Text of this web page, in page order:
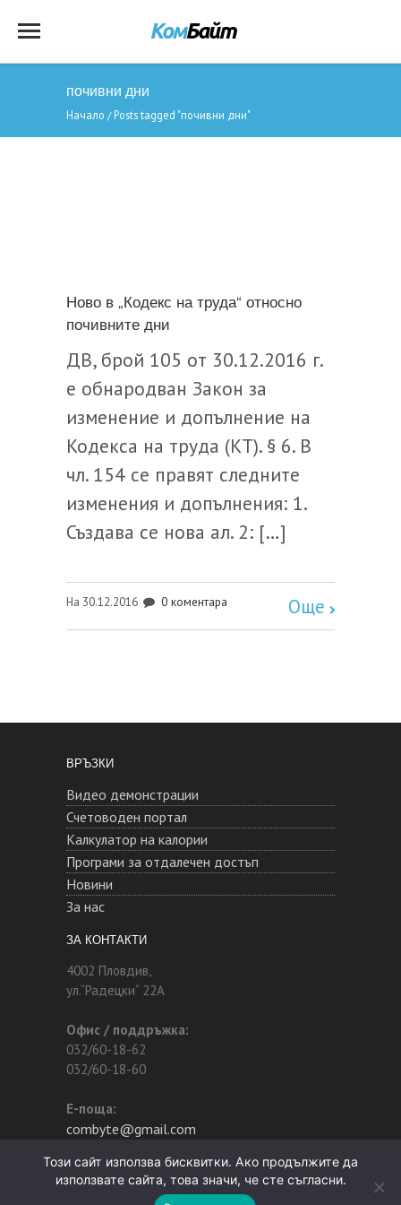
почивни дни
Начало / Posts tagged "почивни дни"
Ново в „Кодекс на труда“ относно
почивните дни
ДВ, брой 105 от 30.12.2016 г.
е обнародван Закон за
изменение и допълнение на
Кодекса на труда (КТ). § 6. В
чл. 154 се правят следните
изменения и допълнения: 1.
Създава се нова ал. 2: […]
На 30.12.2016 0 коментара Още
ВРЪЗКИ
Видео демонстрации
Счетоводен портал
Калкулатор на калории
Програми за отдалечен достъп
Новини
За нас
ЗА КОНТАКТИ
4002 Пловдив,
ул.“Радецки“ 22А
Офис / поддръжка:
032/60-18-62
032/60-18-60
Е-поща:
combyte@gmail.com
Този сайт използва бисквитки. Ако продължите да
използвате сайта, това значи, че сте съгласни.